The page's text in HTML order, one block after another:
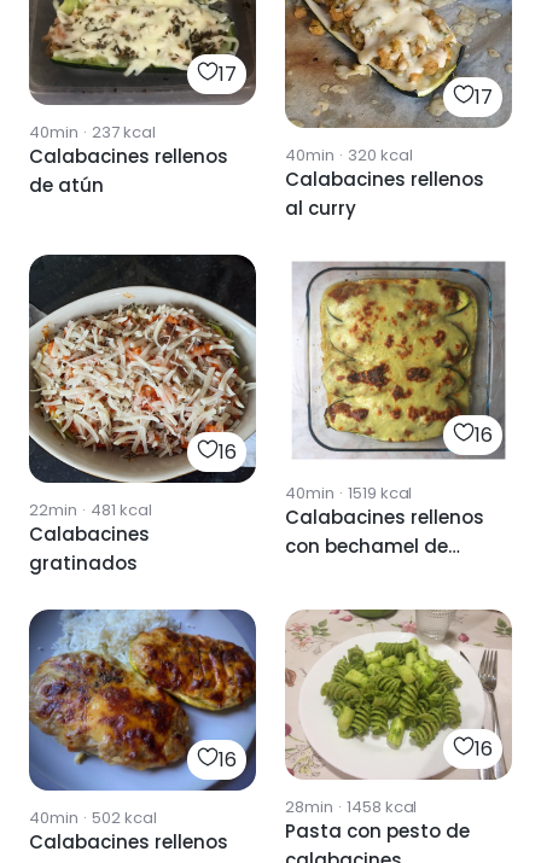
17
40min · 237kcal
Calabacines rellenos
de atún
17
40min · 320 kcal
Calabacines rellenos
al curry
16
22min · 481 kcal
Calabacines
gratinados
16
40min · 1519 kcal
Calabacines rellenos
con bechamel de
16
40min · 502kcal
Calabacines rellenos
16
28min · 1458 kcal
Pasta con pesto de